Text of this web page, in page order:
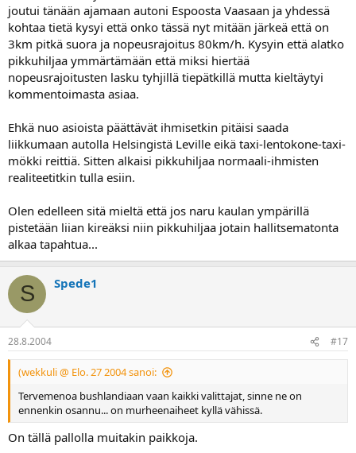
joutui tänään ajamaan autoni Espoosta Vaasaan ja yhdessä
kohtaa tietä kysyi että onko tässä nyt mitään järkeä että on
3km pitkä suora ja nopeusrajoitus 80km/h. Kysyin että alatko
pikkuhiljaa ymmärtämään että miksi hiertää
nopeusrajoitusten lasku tyhjillä tiepätkillä mutta kieltäytyi
kommentoimasta asiaa.
Ehkä nuo asioista päättävät ihmisetkin pitäisi saada
liikkumaan autolla Helsingistä Leville eikä taxi-lentokone-taxi-
mökki reittiä. Sitten alkaisi pikkuhiljaa normaali-ihmisten
realiteetitkin tulla esiin.
Olen edelleen sitä mieltä että jos naru kaulan ympärillä
pistetään liian kireäksi niin pikkuhiljaa jotain hallitsematonta
alkaa tapahtua...
S Spede1
28.8.2004 #17
(wekkuli @ Elo. 27 2004 sanoi:
Tervemenoa bushlandiaan vaan kaikki valittajat, sinne ne on
ennenkin osannu... on murheenaiheet kyllä vähissä.
On tällä pallolla muitakin paikkoja.